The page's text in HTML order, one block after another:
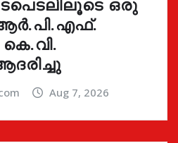
ഒരു
ആർ.പി.എഫ്.
Aug 7, 2026